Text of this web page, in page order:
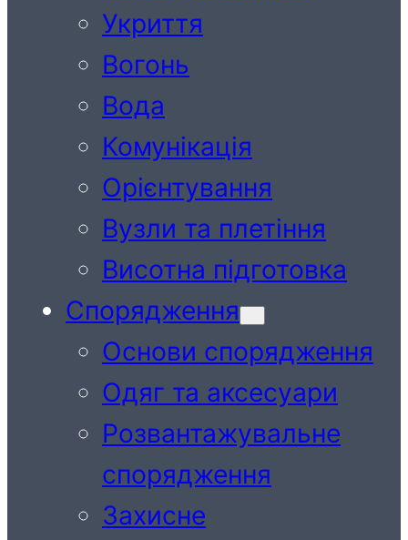
Укриття
Вогонь
Вода
Комунікація
Орієнтування
Вузли та плетіння
Висотна підготовка
Спорядження
Основи спорядження
Одяг та аксесуари
Розвантажувальне
спорядження
Захисне